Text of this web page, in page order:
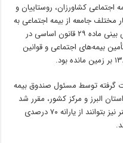
اجتماعی کشاورزان، روستاییان و
مختلف جامعه از بیمه اجتماعی به
ویژه بیمه‌های مرتبط با مشاغل فصلی، پیش بینی ماده ۲۹ قانون اساسی در
بیمه‌های اجتماعی و قوانین
گرفته توسط مسئول صندوق بیمه
البرز و مرکز کشور، مقرر شد
خبرنگاران، ورزشکاران و اهالی فرهنگ و هنر نیز بتوانند از یارانه ۷۰ درصدی